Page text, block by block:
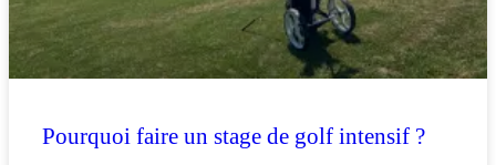
Pourquoi faire un stage de golf intensif ?